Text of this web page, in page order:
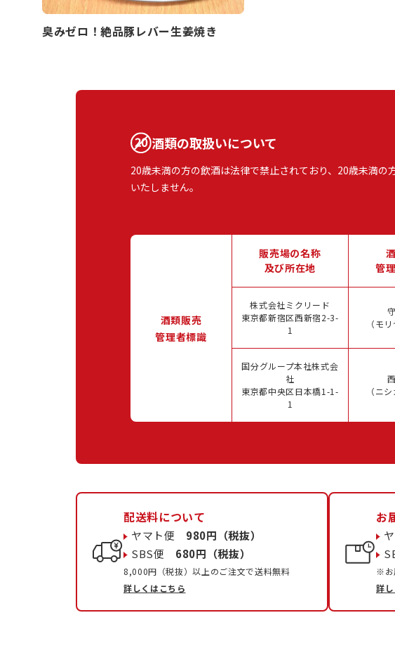
臭みゼロ！絶品豚レバー生姜焼き
酒類の取扱いについて
20歳未満の方の飲酒は法律で禁止されており、20歳未満の
いたしません。
酒類販売
管理者標識
販売場の名称
及び所在地
管
株式会社ミクリード
東京都新宿区西新宿2-3-
1
（モ
国分グループ本社株式会
社
東京都中央区日本橋1-1-
1
（ニ
配送料について
ヤマト便 980円（税抜）
SBS便 680円（税抜）
8,000円（税抜）以上のご注文で送料無料
詳しくはこちら
お
※お
詳